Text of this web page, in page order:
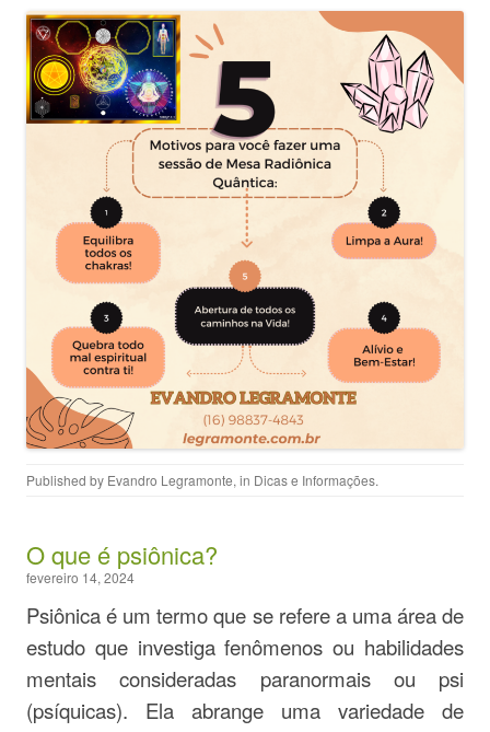
Published by Evandro Legramonte, in Dicas e Informações.
O que é psiônica?
fevereiro 14, 2024
Psiônica é um termo que se refere a uma área de
estudo que investiga fenômenos ou habilidades
mentais consideradas paranormais ou psi
(psíquicas). Ela abrange uma variedade de